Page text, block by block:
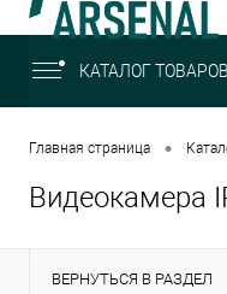
КАТАЛОГ ТОВАРОВ
Главная страница •
Видеокамера
ВЕРНУТЬСЯ В РАЗДЕЛ